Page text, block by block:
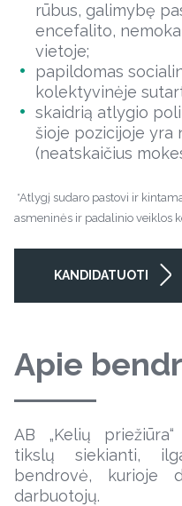
rūbus, galimybę
encefalito,
vietoje;
papildomas
kolektyvinėje
skaidrią atlygio
šioje pozicijoje yra
(neatskaičius
*Atlygį sudaro pastovi ir
asmeninės ir padalinio veiklos
KANDIDATUOTI
Apie
AB „Kelių
tikslų siekianti,
bendrovė, kurioje
darbuotojų.